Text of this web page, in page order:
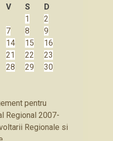
V S
D
1
2
7 8
9
14 15
16
21 22
23
28 29
30
pentru
Regional 2007-
Regionale si